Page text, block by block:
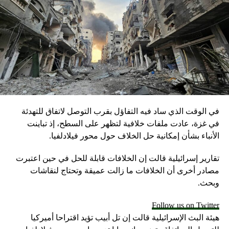
في الوقت الذي ساد فيه التفاؤل بقرب التوصل لاتفاق للتهدئة
في غزة، عادت ملفات خلافية لتظهر على السطح، إذ تباينت
الأنباء بشأن إمكانية حل الخلاف حول محور فيلادلفيا.
تقارير إسرائيلية قالت إن الخلافات قابلة للحل في حين اعتبرت
مصادر أخرى أن الخلافات ما زالت عميقة وتحتاج لنقاشات
وبحث.
Follow us on Twitter
هيئة البث الإسرائيلية قالت إن تل أبيب تؤيد اقتراحا أميركيا